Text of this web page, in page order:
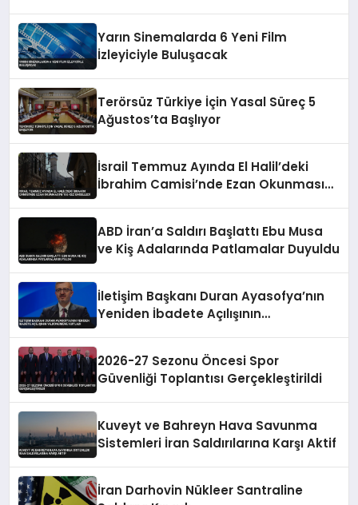
Yarın Sinemalarda 6 Yeni Film
İzleyiciyle Buluşacak
Terörsüz Türkiye İçin Yasal Süreç 5
Ağustos’ta Başlıyor
İsrail Temmuz Ayında El Halil’deki
İbrahim Camisi’nde Ezan Okunmasını
ABD İran’a Saldırı Başlattı Ebu Musa
ve Kiş Adalarında Patlamalar Duyuldu
İletişim Başkanı Duran Ayasofya’nın
Yeniden İbadete Açılışının
2026-27 Sezonu Öncesi Spor
Güvenliği Toplantısı Gerçekleştirildi
Kuveyt ve Bahreyn Hava Savunma
Sistemleri İran Saldırılarına Karşı Aktif
İran Darhovin Nükleer Santraline